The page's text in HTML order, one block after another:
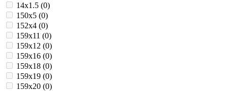
14х1.5 (0)
150х5 (0)
152х4 (0)
159х11 (0)
159х12 (0)
159х16 (0)
159х18 (0)
159х19 (0)
159х20 (0)